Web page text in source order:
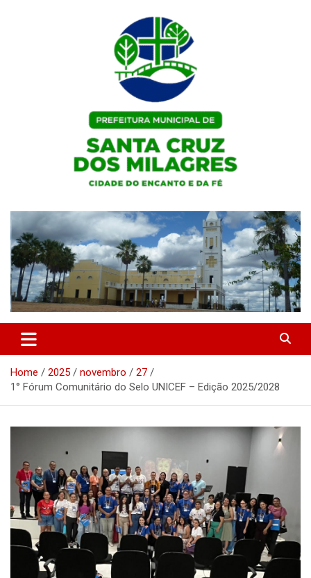
Prefeitura de Santa Cruz dos
Milagres / PI
Home 2025 novembro
27
1° Fórum Comunitário do Selo UNICEF – Edição 2025/2028